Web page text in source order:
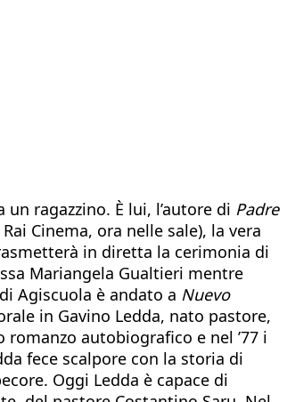
ragazzino. È lui, l’autore di Padre
Cinema, ora nelle sale), la vera
in diretta la cerimonia di
Mariangela Gualtieri mentre
Agiscuola è andato a Nuevo
in Gavino Ledda, nato pastore,
romanzo autobiografico e nel ’77 i
fece scalpore con la storia di
Oggi Ledda è capace di